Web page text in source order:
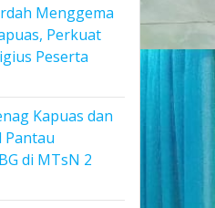
Menggema
Perkuat
Peserta
Kapuas dan
Pantau
di MTsN 2